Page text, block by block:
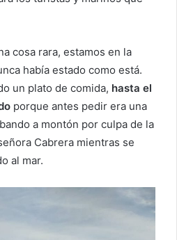
cosa rara, estamos en la
había estado como está.
un plato de comida, hasta el
porque antes pedir era una
a montón por culpa de la
Cabrera mientras se
al mar.